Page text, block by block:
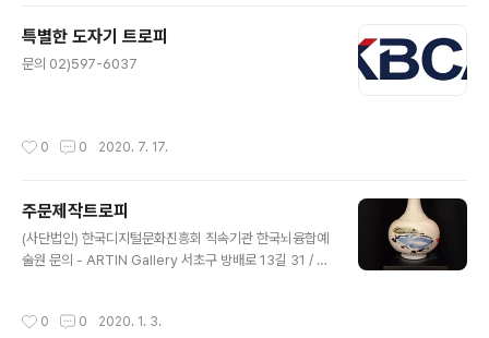
특별한 도자기 트로피
문의 02)597-6037
0 0 2020. 7. 17.
주문제작트로피
(사단법인) 한국디지털문화진흥회 직속기관 한국뇌융합예
술원 문의 - ARTIN Gallery 서초구 방배로 13길 31 / 01
0 0 2020. 1. 3.